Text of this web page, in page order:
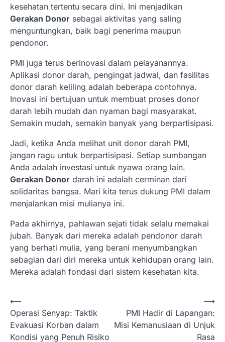
kesehatan tertentu secara dini. Ini menjadikan
Gerakan Donor sebagai aktivitas yang saling
menguntungkan, baik bagi penerima maupun
pendonor.
PMI juga terus berinovasi dalam pelayanannya.
Aplikasi donor darah, pengingat jadwal, dan fasilitas
donor darah keliling adalah beberapa contohnya.
Inovasi ini bertujuan untuk membuat proses donor
darah lebih mudah dan nyaman bagi masyarakat.
Semakin mudah, semakin banyak yang berpartisipasi.
Jadi, ketika Anda melihat unit donor darah PMI,
jangan ragu untuk berpartisipasi. Setiap sumbangan
Anda adalah investasi untuk nyawa orang lain.
Gerakan Donor darah ini adalah cerminan dari
solidaritas bangsa. Mari kita terus dukung PMI dalam
menjalankan misi mulianya ini.
Pada akhirnya, pahlawan sejati tidak selalu memakai
jubah. Banyak dari mereka adalah pendonor darah
yang berhati mulia, yang berani menyumbangkan
sebagian dari diri mereka untuk kehidupan orang lain.
Mereka adalah fondasi dari sistem kesehatan kita.
N
a
v
⟵
Operasi Senyap: Taktik
Evakuasi Korban dalam
Kondisi yang Penuh Risiko
PMI Hadir di Lapangan:
Misi Kemanusiaan di Unjuk
Rasa
⟶